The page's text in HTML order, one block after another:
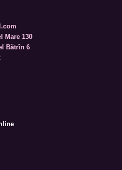
Mare 130
Bătrîn 6